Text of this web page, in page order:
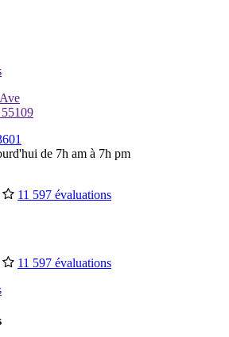
de 7h am à 7h pm
11 597 évaluations
11 597 évaluations